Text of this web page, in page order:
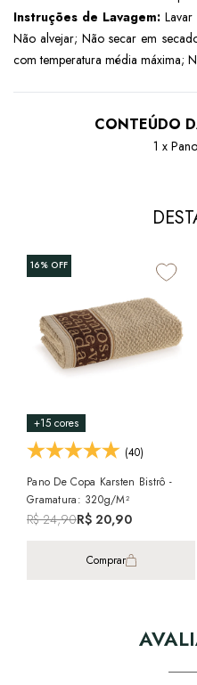
Instruções de Lavagem:
Não alvejar; Não secar em
com temperatura média máxima;
CONTEÚDO
1 x
16%OFF
+15 cores
(40)
Pano De Copa Karsten Bistrô -
Gramatura: 320g/m²
R$ 24,90R$ 20,90
Comprar